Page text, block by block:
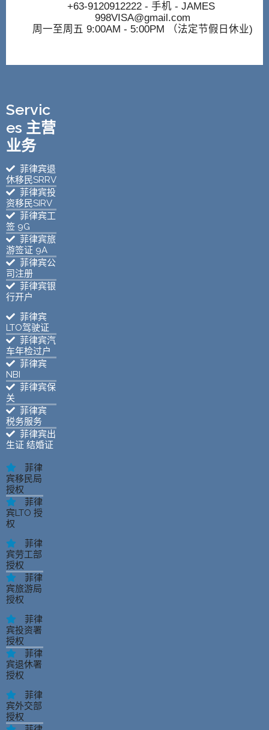
+63-9120912222- 手机 - JAMES
998VISA@gmail.com
周一至周五 9:00AM - 5:00PM （法定节假日休业)
Servic
es 主营
业务
菲律宾退
休移民SRRV
菲律宾投
资移民SIRV
菲律宾工
签 9G
菲律宾旅
游签证 9A
菲律宾公
司注册
菲律宾银
行开户
菲律宾
LTO驾驶证
菲律宾汽
车年检过户
菲律宾
NBI
菲律宾保
关
菲律宾
税务服务
菲律宾出
生证 结婚证
菲律
宾移民局
授权
菲律
宾LTO 授
权
菲律
宾劳工部
授权
菲律
宾旅游局
授权
菲律
宾投资署
授权
菲律
宾退休署
授权
菲律
宾外交部
授权